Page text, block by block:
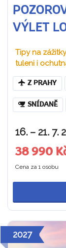
VÝLET
Tipy na
tuleni i
Z PRAHY
SNÍDANĚ
16. – 21.
38 990
Cena za 1 osobu
2027